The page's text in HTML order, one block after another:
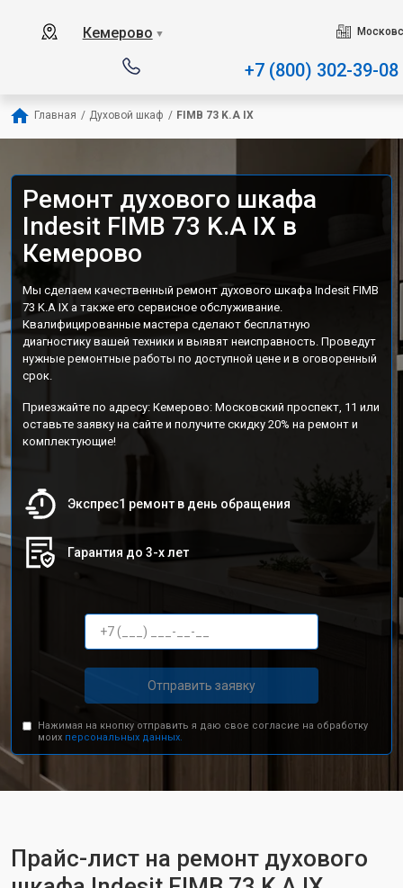
Кемерово ▼
+7 (800) 302-39-08
Главная / Духовой шкаф / FIMB 73 K.A IX
Ремонт духового шкафа
Indesit FIMB 73 K.A IX в
Кемерово
Мы сделаем качественный ремонт духового шкафа Indesit FIMB
73 K.A IX а также его сервисное обслуживание.
Квалифицированные мастера сделают бесплатную
диагностику вашей техники и выявят неисправность. Проведут
нужные ремонтные работы по доступной цене и в оговоренный
срок.
Приезжайте по адресу: Кемерово: Московский проспект, 11 или
оставьте заявку на сайте и получите скидку 20% на ремонт и
комплектующие!
Экспрес1 ремонт в день обращения
Гарантия до 3-х лет
Отправить заявку
Нажимая на кнопку отправить я даю свое согласие на обработку
моих персональных данных.
Прайс-лист на ремонт духового